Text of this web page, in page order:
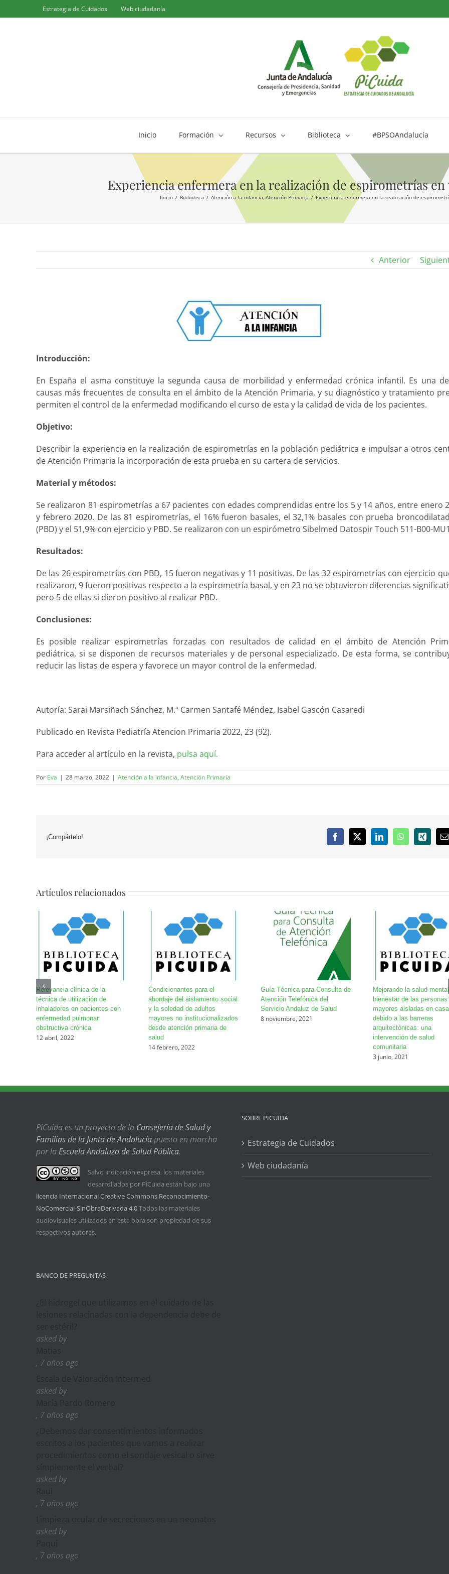
al
Estrategia de Cuidados Web ciudadanía
Inicio Formación Recursos Biblioteca #BPSOAndalucía
Experiencia enfermera en la realización de espirometrías
Inicio Biblioteca Atención a la infancia Atención Primaria Experiencia enfermera en la realización de
Anterior
Introducción:
En España el asma constituye la segunda causa de morbilidad y enfermedad crónica infantil. Es una
causas más frecuentes de consulta en el ámbito de la Atención Primaria, y su diagnóstico y tratamiento
permiten el control de la enfermedad modificando el curso de esta y la calidad de vida de los pacientes.
Objetivo:
Describir la experiencia en la realización de espirometrías en la población pediátrica e impulsar a otros
de Atención Primaria la incorporación de esta prueba en su cartera de servicios.
Material y métodos:
Se realizaron 81 espirometrías a 67 pacientes con edades comprendidas entre los 5 y 14 años, entre enero
y febrero 2020. De las 81 espirometrías, el 16% fueron basales, el 32,1% basales con prueba
(PBD) y el 51,9% con ejercicio y PBD. Se realizaron con un espirómetro Sibelmed Datospir Touch 511-B00-
Resultados:
De las 26 espirometrías con PBD, 15 fueron negativas y 11 positivas. De las 32 espirometrías con ejercicio
realizaron, 9 fueron positivas respecto a la espirometría basal, y en 23 no se obtuvieron diferencias
pero 5 de ellas si dieron positivo al realizar PBD.
Conclusiones:
Es posible realizar espirometrías forzadas con resultados de calidad en el ámbito de Atención
pediátrica, si se disponen de recursos materiales y de personal especializado. De esta forma, se
reducir las listas de espera y favorece un mayor control de la enfermedad.
Autoría: Sarai Marsiñach Sánchez, M.ª Carmen Santafé Méndez, Isabel Gascón Casaredi
Publicado en Revista Pediatría Atencion Primaria 2022, 23 (92).
Para acceder al artículo en la revista, pulsa aquí.
Por Eva | 28 marzo, 2022 | Atención a la infancia, Atención Primaria
¡Compártelo! Facebook
X LinkedInWhatsApp
Xing
Artículos relacionados
Relevancia clínica de la
técnica de utilización de
inhaladores en pacientes con
enfermedad pulmonar
obstructiva crónica
12 abril, 2022
Condicionantes para el
abordaje del aislamiento social
y la soledad de adultos
mayores no institucionalizados
desde atención primaria de
salud
14 febrero, 2022
Guía Técnica para Consulta de
Atención Telefónica del
Servicio Andaluz de Salud
8 noviembre, 2021
Mejorando la salud
bienestar de las personas
mayores aisladas en casa
debido a las barreras
arquitectónicas: una
intervención de salud
comunitaria
3 junio, 2021
PiCuida es un proyecto de la Consejería de Salud y
Familias de la Junta de Andalucíapuesto en marcha
por laEscuela Andaluza de Salud Pública.
Salvo indicación expresa, los materiales
desarrollados por PiCuida están bajo una
licencia Internacional Creative Commons Reconocimiento-
NoComercial-SinObraDerivada 4.0Todos los materiales
audiovisuales utilizados en esta obra son propiedad de sus
respectivos autores.
BANCO DE PREGUNTAS
asked by
, 7 años ago
asked by
, 7 años ago
asked by
, 7 años ago
asked by
, 7 años ago
SOBRE PICUIDA
Estrategia de Cuidados
Web ciudadanía